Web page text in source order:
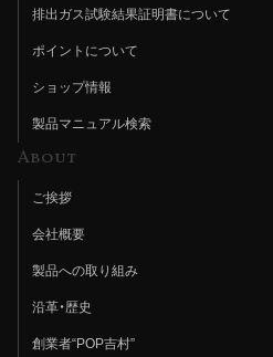
排出ガス試験結果証明書について
ポイントについて
ショップ情報
製品マニュアル検索
About
ご挨拶
会社概要
製品への取り組み
沿革・歴史
創業者“POP吉村”